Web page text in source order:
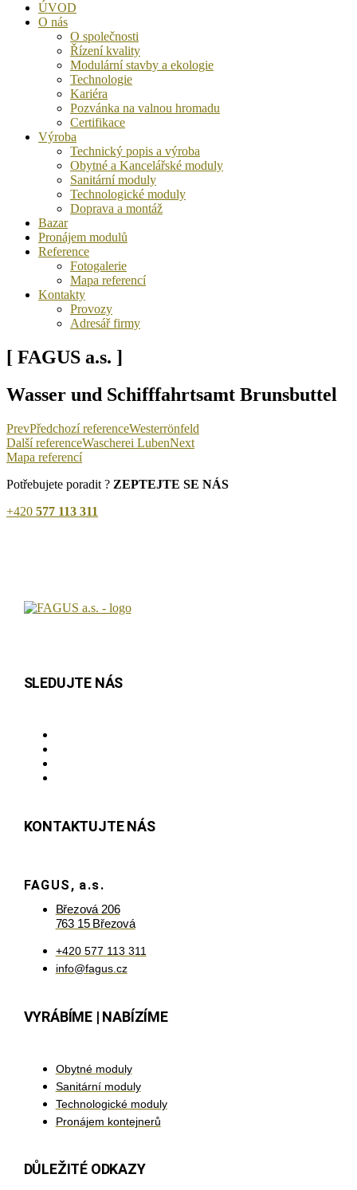
ÚVOD
O nás
O společnosti
Řízení kvality
Modulární stavby a ekologie
Technologie
Kariéra
Pozvánka na valnou hromadu
Certifikace
Výroba
Technický popis a výroba
Obytné a Kancelářské moduly
Sanitární moduly
Technologické moduly
Doprava a montáž
Bazar
Pronájem modulů
Reference
Fotogalerie
Mapa referencí
Kontakty
Provozy
Adresář firmy
[ FAGUS a.s. ]
Wasser und Schifffahrtsamt Brunsbuttel
PrevPředchozí referenceWesterrönfeld
Další referenceWascherei LubenNext
Mapa referencí
Potřebujete poradit ? ZEPTEJTE SE NÁS
+420 577 113 311
SLEDUJTE NÁS
KONTAKTUJTE NÁS
FAGUS, a.s.
Březová 206
763 15 Březová
+420 577 113 311
info@fagus.cz
VYRÁBÍME | NABÍZÍME
Obytné moduly
Sanitární moduly
Technologické moduly
Pronájem kontejnerů
DŮLEŽITÉ ODKAZY